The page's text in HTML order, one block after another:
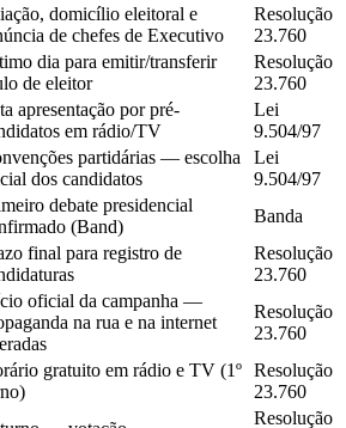
domicílio eleitoral e
de chefes de Executivo
Resolução
23.760
dia para emitir/transferir
de eleitor
Resolução
23.760
apresentação por pré-
em rádio/TV
Lei
9.504/97
partidárias — escolha
dos candidatos
Lei
9.504/97
debate presidencial
(Band)
Banda
final para registro de
Resolução
23.760
oficial da campanha —
na rua e na internet
Resolução
23.760
gratuito em rádio e TV (1º Resolução
23.760
Resolução